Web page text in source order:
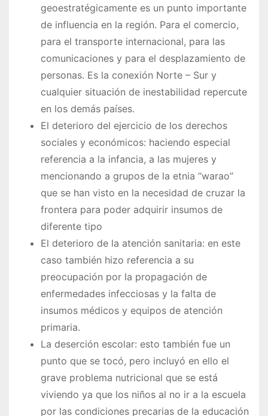
geoestratégicamente es un punto importante
de influencia en la región. Para el comercio,
para el transporte internacional, para las
comunicaciones y para el desplazamiento de
personas. Es la conexión Norte – Sur y
cualquier situación de inestabilidad repercute
en los demás países.
El deterioro del ejercicio de los derechos
sociales y económicos: haciendo especial
referencia a la infancia, a las mujeres y
mencionando a grupos de la etnia “warao”
que se han visto en la necesidad de cruzar la
frontera para poder adquirir insumos de
diferente tipo
El deterioro de la atención sanitaria: en este
caso también hizo referencia a su
preocupación por la propagación de
enfermedades infecciosas y la falta de
insumos médicos y equipos de atención
primaria.
La deserción escolar: esto también fue un
punto que se tocó, pero incluyó en ello el
grave problema nutricional que se está
viviendo ya que los niños al no ir a la escuela
por las condiciones precarias de la educación